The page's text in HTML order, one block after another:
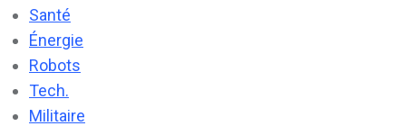
Santé
Énergie
Robots
Tech.
Militaire